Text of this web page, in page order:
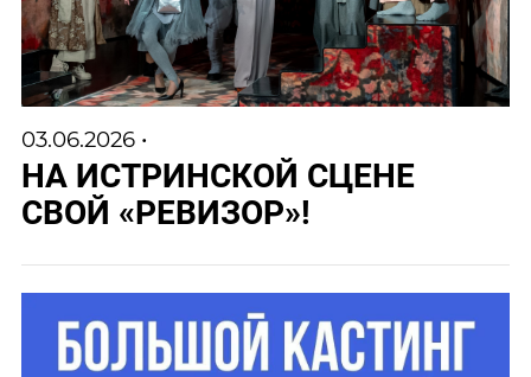
03.06.2026 •
НА ИСТРИНСКОЙ СЦЕНЕ
СВОЙ «РЕВИЗОР»!